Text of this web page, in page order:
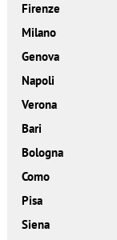
Firenze
Milano
Genova
Napoli
Verona
Bari
Bologna
Como
Pisa
Siena